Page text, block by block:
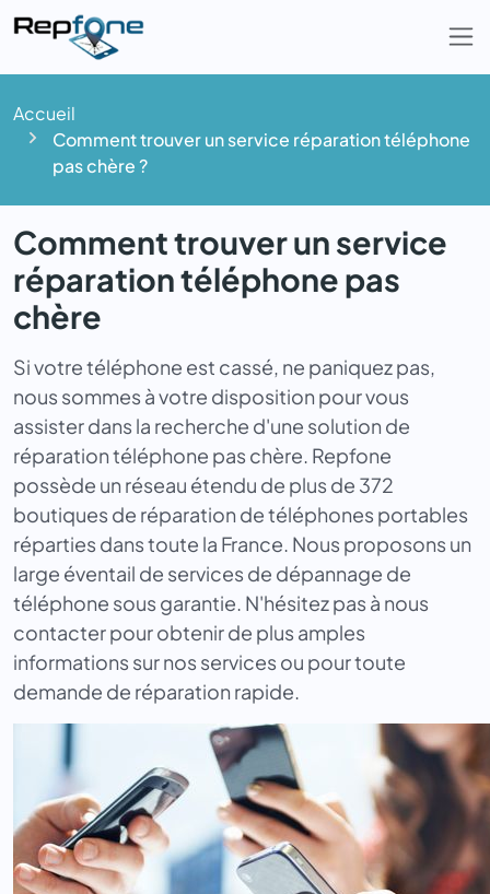
Accueil
Comment trouver un service réparation téléphone
pas chère ?
Comment trouver un service
réparation téléphone pas
chère
Si votre téléphone est cassé, ne paniquez pas,
nous sommes à votre disposition pour vous
assister dans la recherche d'une solution de
réparation téléphone pas chère. Repfone
possède un réseau étendu de plus de 372
boutiques de réparation de téléphones portables
réparties dans toute la France. Nous proposons un
large éventail de services de dépannage de
téléphone sous garantie. N'hésitez pas à nous
contacter pour obtenir de plus amples
informations sur nos services ou pour toute
demande de réparation rapide.